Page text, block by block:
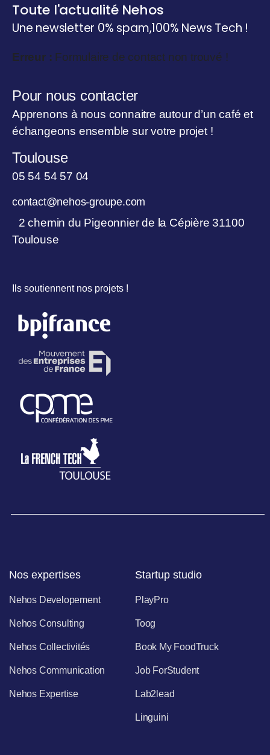
Toute l'actualité Nehos
Une newsletter 0% spam,100% News Tech !
Erreur : Formulaire de contact non trouvé !
Pour nous contacter
Apprenons à nous connaitre autour d’un café et
échangeons ensemble sur votre projet !
Toulouse
05 54 54 57 04
contact@nehos-groupe.com
2 chemin du Pigeonnier de la Cépière 31100
Toulouse
Ils soutiennent nos projets !
Nos expertises
Nehos Developement
Nehos Consulting
Nehos Collectivités
Nehos Communication
Nehos Expertise
Startup studio
PlayPro
Toog
Book My FoodTruck
Job ForStudent
Lab2lead
Linguini